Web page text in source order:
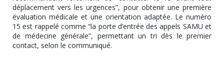
déplacement vers les urgences”, pour obtenir une première
évaluation médicale et une orientation adaptée. Le numéro
15 est rappelé comme “la porte d’entrée des appels SAMU et
de médecine générale”, permettant un tri dès le premier
contact, selon le communiqué.